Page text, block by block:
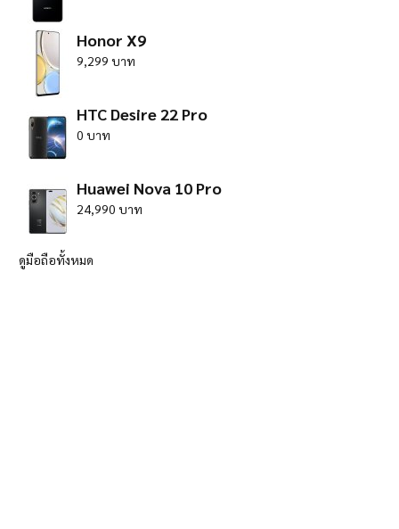
Honor X9
9,299 บาท
HTC Desire 22 Pro
0 บาท
Huawei Nova 10 Pro
24,990 บาท
ดูมือถือทั้งหมด